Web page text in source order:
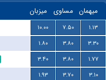
میزبان مساوی میهمان
۱۰.۰۰ ۷.۵۰
۱.۱۳
۱.۸۰ ۳.۸۰
۳.۳۰
۳.۴۰ ۳.۸۰
۱.۷۷
۱.۹۳ ۳.۷۰
۳.۱۰